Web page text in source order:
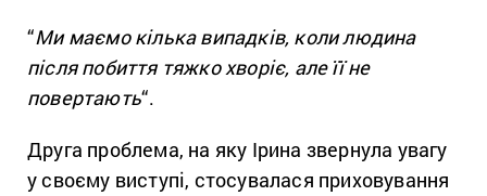
“Ми маємо кілька випадків, коли людина
після побиття тяжко хворіє, але її не
повертають“.
Друга проблема, на яку Ірина звернула увагу
у своєму виступі, стосувалася приховування